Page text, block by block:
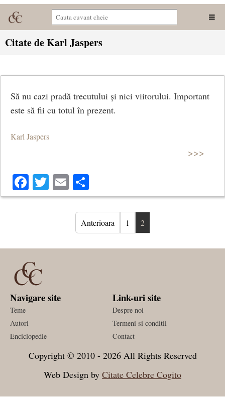
Citate de Karl Jaspers
Să nu cazi pradă trecutului și nici viitorului. Important
este să fii cu totul în prezent.
Karl Jaspers
>>>
Facebook
Twitter
Email
Anterioara 1 2
Navigare site
Teme
Autori
Enciclopedie
Link-uri site
Despre noi
Termeni si conditii
Contact
Copyright © 2010 - 2026 All Rights Reserved
Web Design by Citate Celebre Cogito